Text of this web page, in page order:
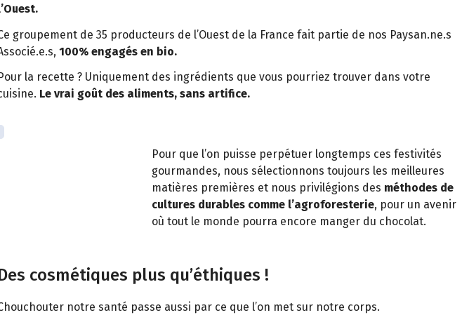
groupement de 35 producteurs de l’Ouest de la France fait partie de nos Paysan.ne.s
100% engagés en bio.
Pour la recette ? Uniquement des ingrédients que vous pourriez trouver dans votre
Le vrai goût des aliments, sans artifice.
Pour que l’on puisse perpétuer longtemps ces festivités
gourmandes, nous sélectionnons toujours les meilleures
matières premières et nous privilégions des méthodes de
cultures durables comme l’agroforesterie, pour un avenir
où tout le monde pourra encore manger du chocolat.
cosmétiques plus qu’éthiques !
notre santé passe aussi par ce que l’on met sur notre corps.